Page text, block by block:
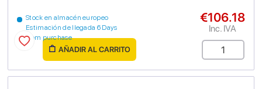
Stock en almacén europeo
Estimación de llegada 6 Days
from purchase
€106.18
Inc. IVA
AÑADIR AL CARRITO